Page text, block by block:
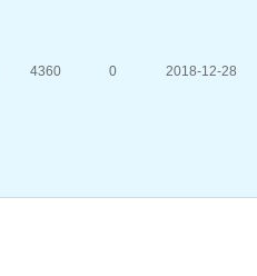
4360 0 2018-12-28